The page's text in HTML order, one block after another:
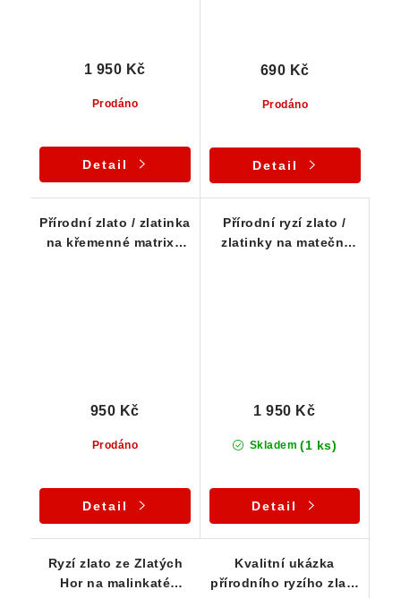
Prodáno
1 950 Kč
Detail
Prodáno
690 Kč
Detail
Přírodní zlato / zlatinka
na křemenné matrix -
Prodáno
950 Kč
Detail
Přírodní ryzí zlato /
zlatinky na mateční
Skladem (1 ks)
1 950 Kč
Detail
Ryzí zlato ze Zlatých
Hor na malinkaté
Kvalitní ukázka
přírodního ryzího zlata